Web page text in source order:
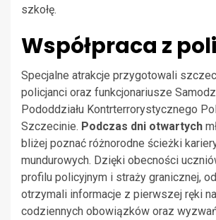
szkołę.
Współpraca z
Specjalne atrakcje przygotowali
policjanci oraz funkcjonariusze
Pododdziału Kontrterrorystycznego
Szczecinie. Podczas dni otwartych
bliżej poznać różnorodne ścieżki
mundurowych. Dzięki obecności
profilu policyjnym i straży granicznej,
otrzymali informacje z pierwszej ręki
codziennych obowiązków oraz